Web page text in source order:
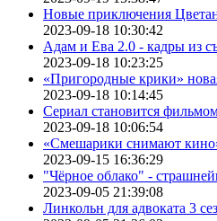
Новые приключения
2023-09-18 10:30:42
Адам и Ева 2.0 - кадры из
2023-09-18 10:23:25
«Пригородные крики»
2023-09-18 10:14:45
Сериал становится
2023-09-18 10:06:54
«Смешарики снимают
2023-09-15 16:36:29
"Чёрное облако" -
2023-09-05 21:39:08
Линкольн для адвоката 3